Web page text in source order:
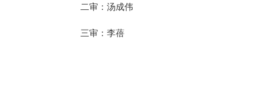
二审：汤成伟
三审：李蓓